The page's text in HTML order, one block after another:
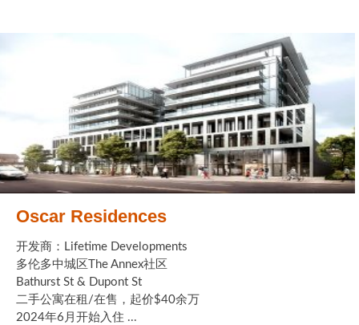
Oscar Residences
开发商：Lifetime Developments
多伦多中城区The Annex社区
Bathurst St & Dupont St
二手公寓在租/在售，起价$40余万
2024年6月开始入住 ...